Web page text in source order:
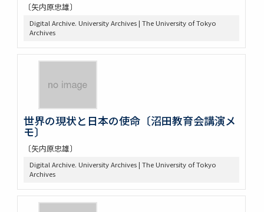
〔矢内原忠雄〕
Digital Archive. University Archives | The University of Tokyo
Archives
世界の現状と日本の使命〔沼田教育会講演メ
モ〕
〔矢内原忠雄〕
Digital Archive. University Archives | The University of Tokyo
Archives